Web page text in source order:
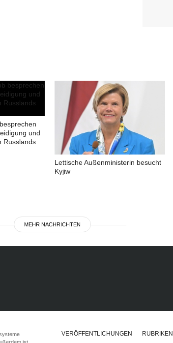
und
Russlands
Lettische Außenministerin besucht
Kyjiw
MEHR NACHRICHTEN
RUBRIKEN
VERÖFFENTLICHUNGEN